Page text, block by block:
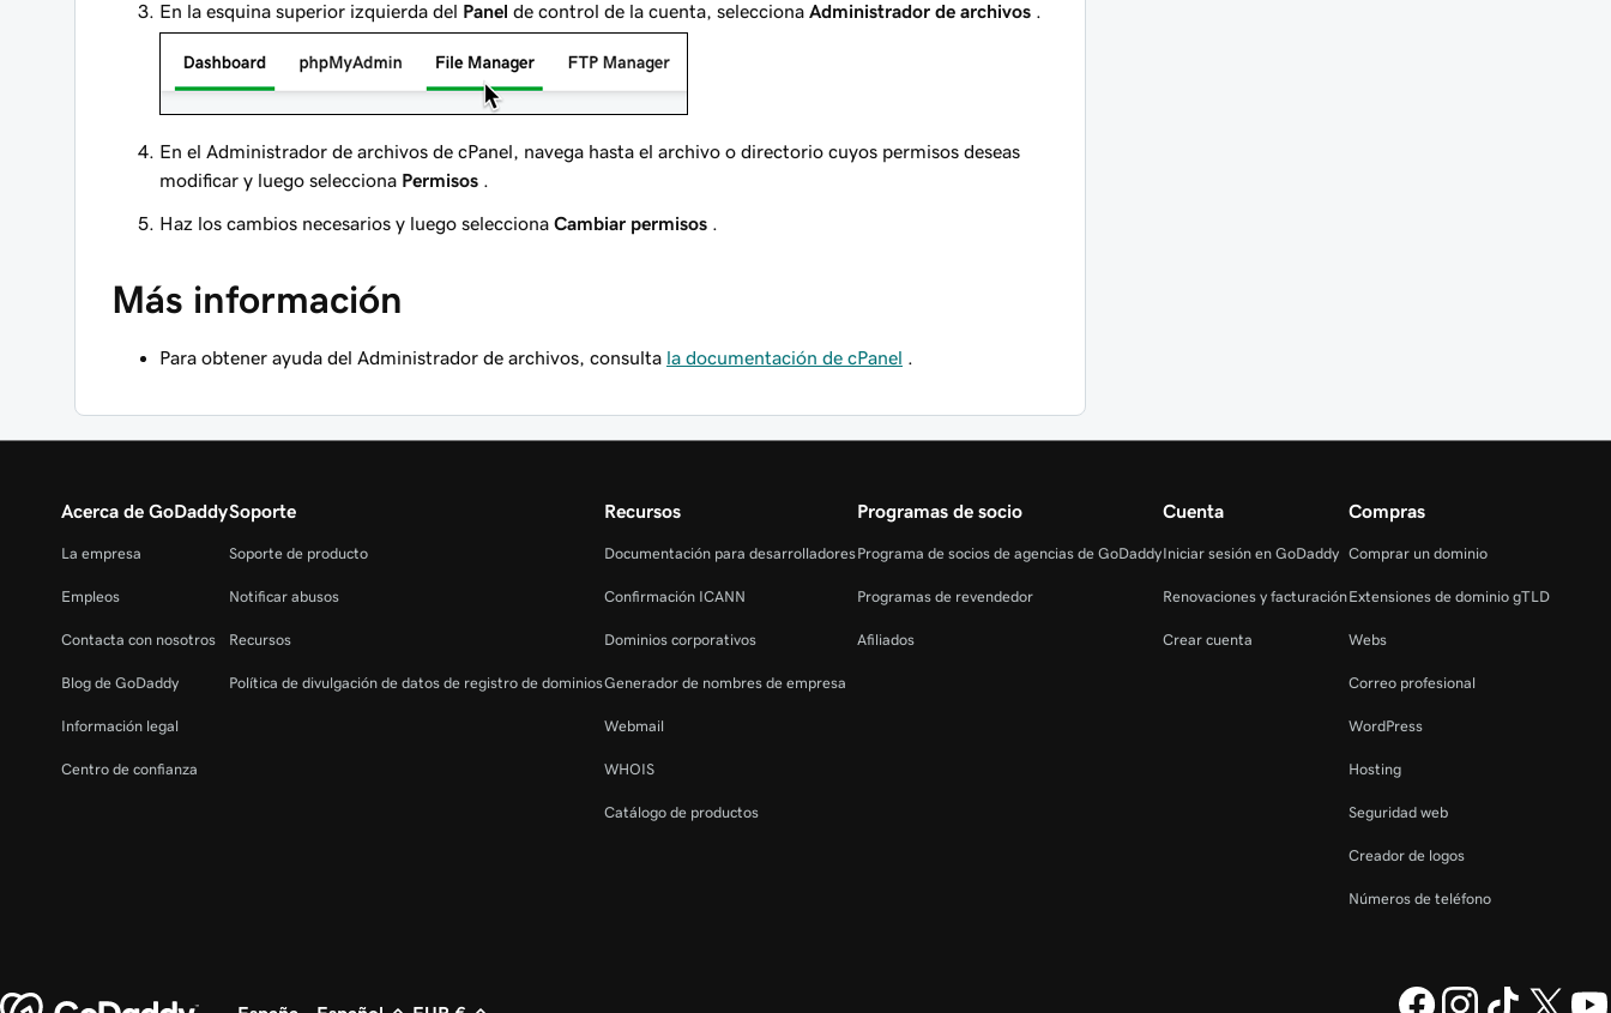
En la esquina superior izquierda del Panel de control de la cuenta, selecciona Administrador de archivos
En el Administrador de archivos de cPanel, navega hasta el archivo o directorio cuyos permisos deseas
modificar y luego selecciona Permisos
Haz los cambios necesarios y luego selecciona Cambiar permisos
Más información
Para obtener ayuda del Administrador de archivos, consulta la documentación de cPanel
Acerca de GoDaddy
La empresa
Empleos
Contacta con nosotros
Blog de GoDaddy
Información legal
Centro de confianza
Soporte
Soporte de producto
Notificar abusos
Recursos
Política de divulgación de datos de registro de dominios
Recursos
Documentación para desarrolladores
Confirmación ICANN
Dominios corporativos
Generador de nombres de empresa
Webmail
WHOIS
Catálogo de productos
Programas de socio
Programa de socios de agencias de GoDaddy
Programas de revendedor
Afiliados
Cuenta
Iniciar sesión en GoDaddy
Renovaciones y facturación
Crear cuenta
Compras
Comprar un dominio
Extensiones de dominio gTLD
Webs
Correo profesional
WordPress
Hosting
Seguridad web
Creador de logos
Números de teléfono